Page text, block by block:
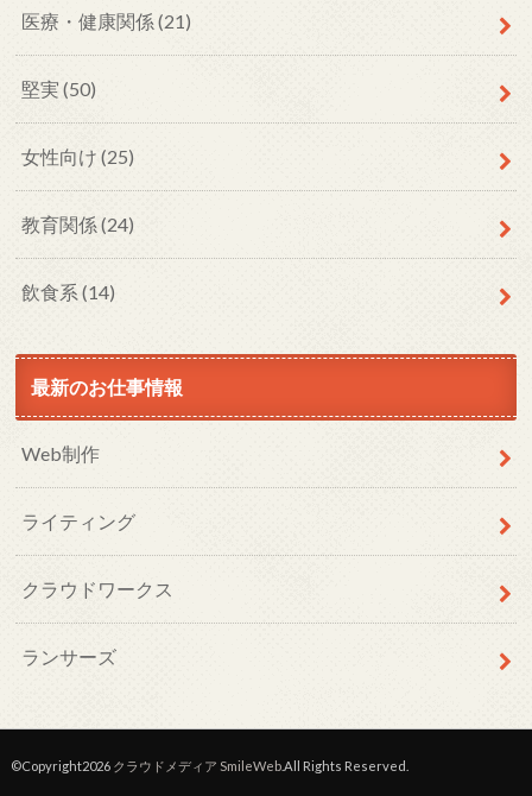
医療・健康関係(21)
堅実(50)
女性向け(25)
教育関係(24)
飲食系(14)
最新のお仕事情報
Web制作
ライティング
クラウドワークス
ランサーズ
©Copyright2026 クラウドメディア SmileWeb.All Rights Reserved.